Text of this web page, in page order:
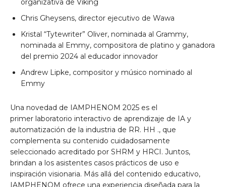
Chris Gheysens, director ejecutivo de Wawa
Kristal “Tytewriter” Oliver, nominada al Grammy,
nominada al Emmy, compositora de platino y ganadora
del premio 2024 al educador innovador
Andrew Lipke, compositor y músico nominado al
Emmy
Una novedad de IAMPHENOM 2025 es el
primer laboratorio interactivo de aprendizaje de IA y
automatización de la industria de RR. HH ., que
complementa su contenido cuidadosamente
seleccionado acreditado por SHRM y HRCI. Juntos,
brindan a los asistentes casos prácticos de uso e
inspiración visionaria. Más allá del contenido educativo,
IAMPHENOM ofrece una experiencia diseñada para la